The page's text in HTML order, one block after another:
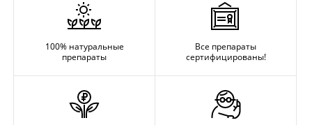
100% натуральные
препараты
Все препараты
сертифицированы!